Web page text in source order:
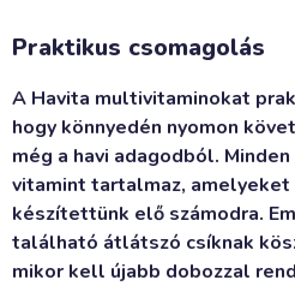
Praktikus csomagolás
A Havita multivitaminokat
hogy könnyedén nyomon
még a havi adagodból.
vitamint tartalmaz, amelyeket
készítettünk elő számodra.
található átlátszó csíknak
mikor kell újabb dobozzal